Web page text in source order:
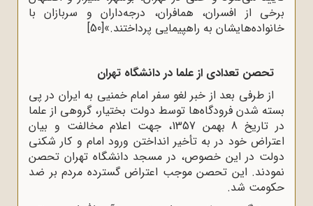
برخی‌ از افسران‌، همافران‌، درجه‌داران‌ و سربازان‌ با
خانواده‌هایشان به‌ راهپیمایی‌ پرداختند.»[50]
تحصن تعدادی از علما در دانشگاه تهران
از طرفی بعد از خبر لغو سفر امام خمنیی به ایران در پی
بسته شدن فرودگاه‌ها توسط دولت بختیار، گروهی از علما
در تاریخ 8 بهمن 1357، جهت اعلام مخالفت و بیان
اعتراض خود در به تأخیر انداختن ورود امام و کار شکنی
دولت در این خصوص، در مسجد دانشگاه تهران تحصن
نمودند. این تحصن موجب اعتراض گسترده مردم بر ضد
حکومت شد.